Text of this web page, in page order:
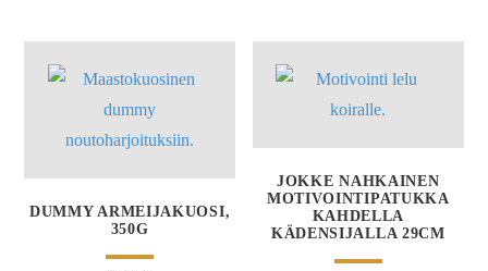
DUMMY ARMEIJAKUOSI,
350G
JOKKE NAHKAINEN
MOTIVOINTIPATUKKA
KAHDELLA
KÄDENSIJALLA 29CM